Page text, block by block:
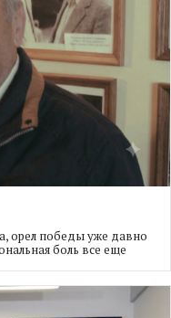
орел победы уже давно
боль все еще